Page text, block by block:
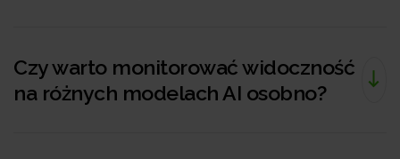
Czy warto monitorować widoczność
na różnych modelach AI osobno?